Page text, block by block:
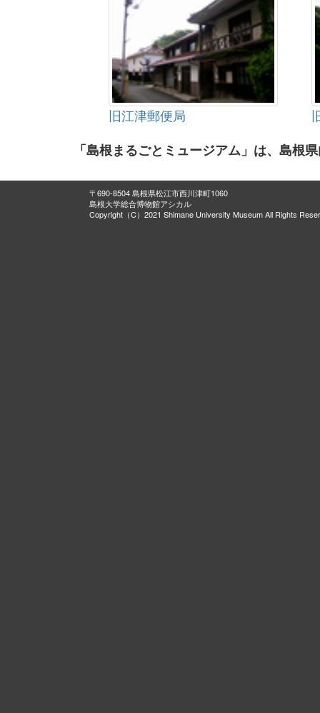
旧江津郵便局
「島根まるごとミュージアム」は、島根
〒690-8504 島根県松江市西川津町1060
島根大学総合博物館アシカル
Copyright（C）2021 Shimane University Museum All Rights